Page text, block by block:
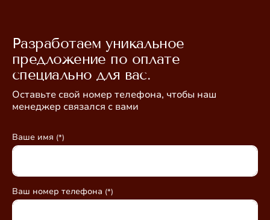
Разработаем уникальное
предложение по оплате
специально для вас.
Оставьте свой номер телефона, чтобы наш
менеджер связался с вами
Ваше имя (*)
Ваш номер телефона (*)